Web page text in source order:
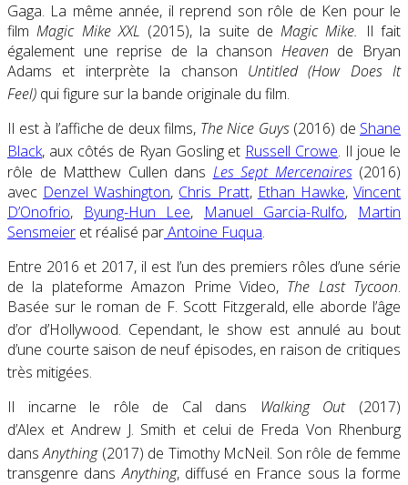
Gaga. La même année, il reprend son rôle de Ken pour le
filmMagic Mike XXL (2015), la suite deMagic Mike. Il fait
également une reprise de la chanson Heaven de Bryan
Adams et interprète la chanson Untitled (How Does It
Feel) qui figure sur la bande originale du film.
Il est à l’affiche de deux films, The Nice Guys(2016) de Shane
Black, aux côtés de Ryan Gosling et Russell Crowe. Il joue le
rôle de Matthew Cullen dans Les Sept Mercenaires(2016)
avec Denzel Washington, Chris Pratt, Ethan Hawke,Vincent
D’Onofrio, Byung-Hun Lee, Manuel Garcia-Rulfo, Martin
Sensmeier et réalisé parAntoine Fuqua.
Entre 2016 et 2017, il est l’un des premiers rôles d’une série
de la plateformeAmazon Prime Video, The Last Tycoon.
Basée sur le roman de F. Scott Fitzgerald, elle aborde l’âge
d’or d’Hollywood. Cependant, le show est annulé au bout
d’une courte saison de neuf épisodes, en raison de critiques
très mitigées.
Il incarne le rôle de Cal dans Walking Out(2017)
d’Alex et Andrew J. Smith et celui de Freda Von Rhenburg
dansAnything(2017) de Timothy McNeil. Son rôle de femme
transgenre dansAnything, diffusé en France sous la forme